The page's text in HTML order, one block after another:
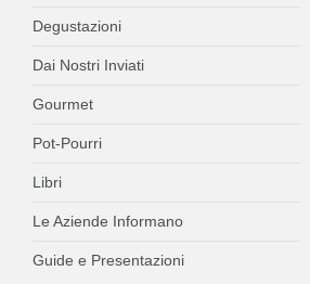
Degustazioni
Dai Nostri Inviati
Gourmet
Pot-Pourri
Libri
Le Aziende Informano
Guide e Presentazioni